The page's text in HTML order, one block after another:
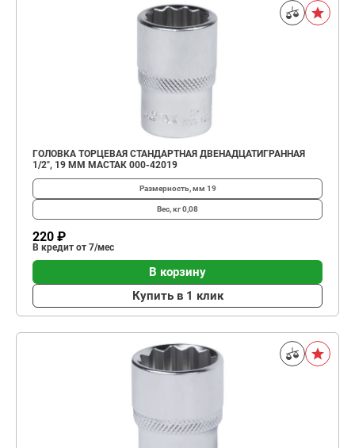
ГОЛОВКА ТОРЦЕВАЯ СТАНДАРТНАЯ ДВЕНАДЦАТИГРАННАЯ
1/2", 19 ММ МАСТАК 000-42019
Размерность, мм 19
Вес, кг0,08
220 ₽
В кредит от 7/мес
В корзину
Купить в 1 клик